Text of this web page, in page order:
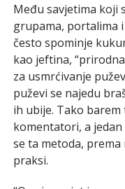
Među savjetima koji
grupama, portalima
često spominje
kao jeftina,
za usmrćivanje
puževi se najedu
ih ubije. Tako
komentatori, a
se ta metoda,
praksi.